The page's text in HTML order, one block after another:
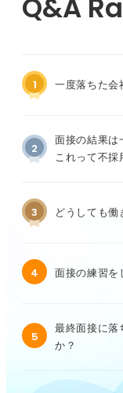
1 一度落ちた会
2
面接の結果は
これって不採
3 どうしても働
4 面接の練習を
5
最終面接に落
か？